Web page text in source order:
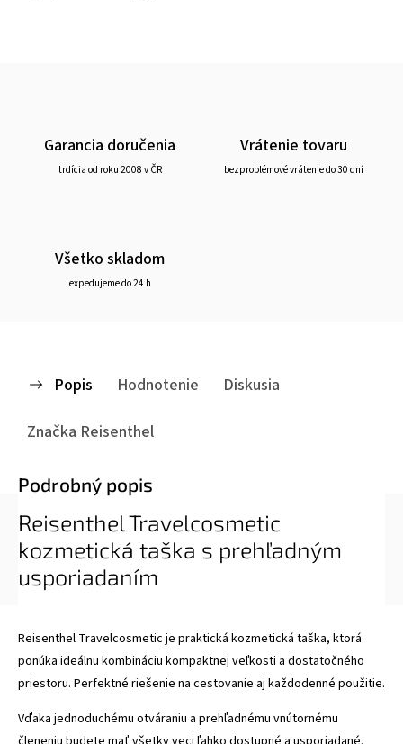
Garancia doručenia
trdícia od roku 2008 v ČR
Vrátenie tovaru
bezproblémové vrátenie do 30 dní
Všetko skladom
expedujeme do 24 h
Popis Hodnotenie
Diskusia
Značka Reisenthel
Podrobný popis
Reisenthel Travelcosmetic
kozmetická taška s prehľadným
usporiadaním
Reisenthel Travelcosmetic je praktická kozmetická taška, ktorá
ponúka ideálnu kombináciu kompaktnej veľkosti a dostatočného
priestoru. Perfektné riešenie na cestovanie aj každodenné použitie.
Vďaka jednoduchému otváraniu a prehľadnému vnútornému